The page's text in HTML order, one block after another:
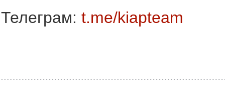
Телеграм: t.me/kiapteam